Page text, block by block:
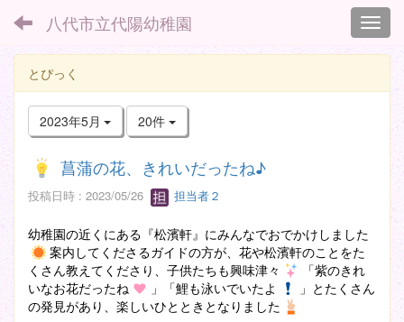
八代市立代陽幼稚園
とぴっく
2023年5月 20件
菖蒲の花、きれいだったね♪
投稿日時 : 2023/05/26 担当者２
幼稚園の近くにある『松濱軒』にみんなでおでかけしました
案内してくださるガイドの方が、花や松濱軒のことをた
くさん教えてくださり、子供たちも興味津々
「紫のきれ
いなお花だったね
」「鯉も泳いでいたよ
」とたくさん
の発見があり、楽しいひとときとなりました